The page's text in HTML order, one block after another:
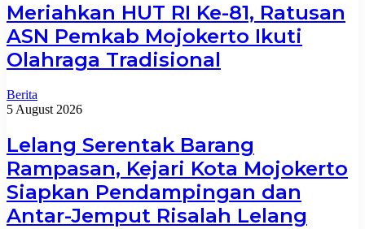
Meriahkan HUT RI Ke-81, Ratusan
ASN Pemkab Mojokerto Ikuti
Olahraga Tradisional
Berita
5 August 2026
Lelang Serentak Barang
Rampasan, Kejari Kota Mojokerto
Siapkan Pendampingan dan
Antar-Jemput Risalah Lelang